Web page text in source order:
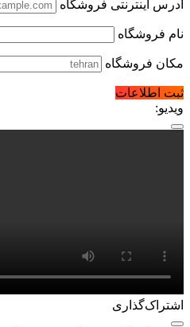
آدرس اینترنتی فروشگاه
نام فروشگاه
مکان فروشگاه
ثبت اطلاعات
ویدیو:
اشتراک‌گذاری